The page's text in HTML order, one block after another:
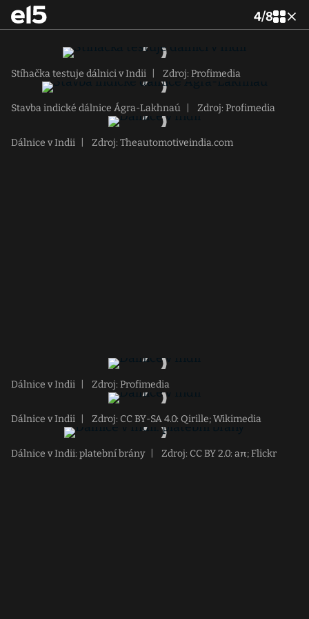
4/8
Stíhačka testuje dálnici v Indii Zdroj: Profimedia
Stavba indické dálnice Ágra-Lakhnaú Zdroj: Profimedia
Dálnice v Indii Zdroj: Theautomotiveindia.com
Dálnice v Indii Zdroj: Profimedia
Dálnice v Indii Zdroj: CC BY-SA 4.0: Qirille; Wikimedia
Dálnice v Indii: platební brány Zdroj: CC BY 2.0: aπ; Flickr